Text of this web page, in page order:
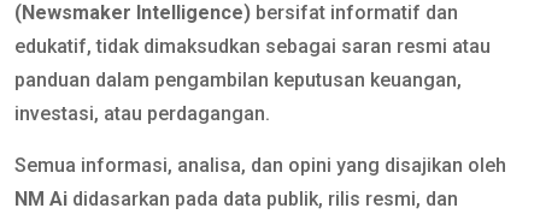
(Newsmaker Intelligence) bersifat informatif dan
edukatif, tidak dimaksudkan sebagai saran resmi atau
panduan dalam pengambilan keputusan keuangan,
investasi, atau perdagangan.
Semua informasi, analisa, dan opini yang disajikan oleh
NM Ai didasarkan pada data publik, rilis resmi, dan